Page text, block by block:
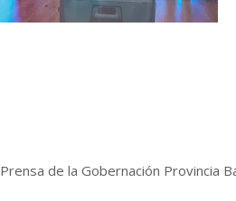
de la Gobernación Provincia